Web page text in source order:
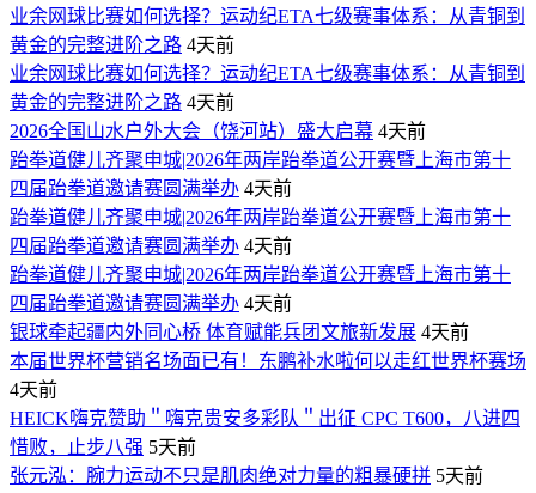
业余网球比赛如何选择？运动纪ETA七级赛事体系：从青铜到
黄金的完整进阶之路 4天前
业余网球比赛如何选择？运动纪ETA七级赛事体系：从青铜到
黄金的完整进阶之路 4天前
2026全国山水户外大会（饶河站）盛大启幕 4天前
跆拳道健儿齐聚申城|2026年两岸跆拳道公开赛暨上海市第十
四届跆拳道邀请赛圆满举办 4天前
跆拳道健儿齐聚申城|2026年两岸跆拳道公开赛暨上海市第十
四届跆拳道邀请赛圆满举办 4天前
跆拳道健儿齐聚申城|2026年两岸跆拳道公开赛暨上海市第十
四届跆拳道邀请赛圆满举办 4天前
银球牵起疆内外同心桥 体育赋能兵团文旅新发展 4天前
本届世界杯营销名场面已有！东鹏补水啦何以走红世界杯赛场
4天前
HEICK嗨克赞助＂嗨克贵安多彩队＂出征 CPC T600，八进四
惜败，止步八强 5天前
张元泓：腕力运动不只是肌肉绝对力量的粗暴硬拼 5天前